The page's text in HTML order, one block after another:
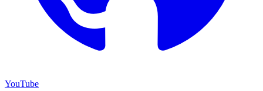
YouTube